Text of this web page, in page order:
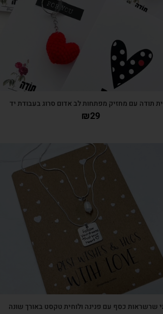
תודה עם מחזיק מפתחות לב אדום סרוג בעבודת יד
₪29
צפייה מהירה
שרשראות כסף עם פנינה ולוחית טקסט באורך שונה